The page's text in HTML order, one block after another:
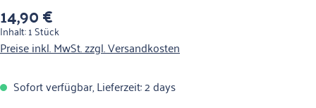
Regulärer Preis:
14,90 €
Inhalt:1 Stück
Preise inkl. MwSt. zzgl. Versandkosten
Sofort verfügbar, Lieferzeit: 2 days